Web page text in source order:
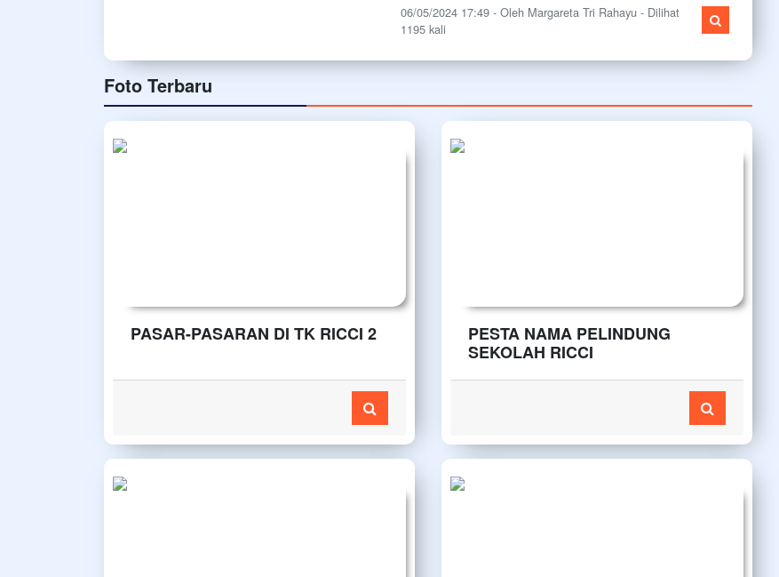
06/05/2024 17:49 - Oleh Margareta Tri Rahayu - Dilihat
1195 kali
Foto Terbaru
PASAR-PASARAN DI TK RICCI 2
PESTA NAMA PELINDUNG
SEKOLAH RICCI